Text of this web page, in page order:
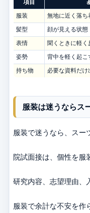
項目
服装
無地に近く落ち
髪型
顔が見える状態
表情
聞くときに軽く
姿勢
背中を軽く起こ
持ち物
必要な資料だけ
服装は迷うならス
服装で迷うなら、スー
院試面接は、個性を服
研究内容、志望理由、
服装で余計な不安を作